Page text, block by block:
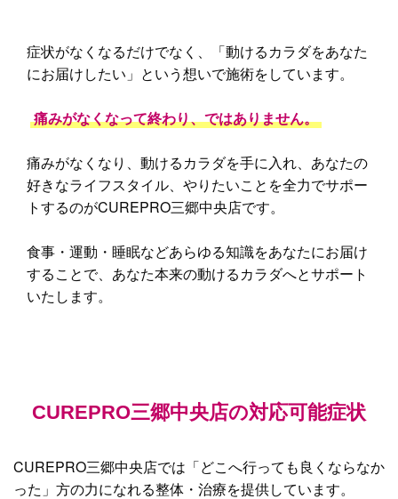
症状がなくなるだけでなく、「動けるカラダをあなた
にお届けしたい」という想いで施術をしています。
痛みがなくなって終わり、ではありません。
痛みがなくなり、動けるカラダを手に入れ、あなたの
好きなライフスタイル、やりたいことを全力でサポー
トするのがCUREPRO三郷中央店です。
食事・運動・睡眠などあらゆる知識をあなたにお届け
することで、あなた本来の動けるカラダへとサポート
いたします。
CUREPRO三郷中央店の対応可能症状
CUREPRO三郷中央店では「どこへ行っても良くならなか
った」方の力になれる整体・治療を提供しています。